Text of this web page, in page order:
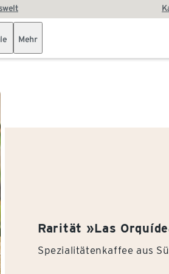
Mehr
Rarität »Las
Spezialitätenkaffee aus